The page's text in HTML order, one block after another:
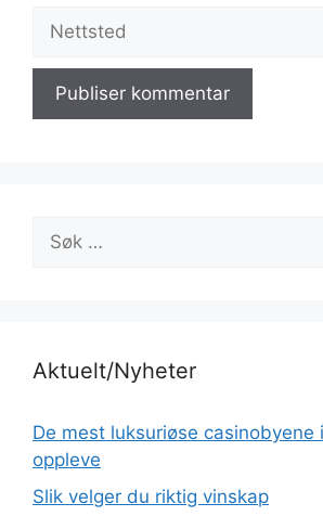
Nettsted
Søk
etter:
Aktuelt/Nyheter
De mest luksuriøse casinobyene
oppleve
Slik velger du riktig vinskap